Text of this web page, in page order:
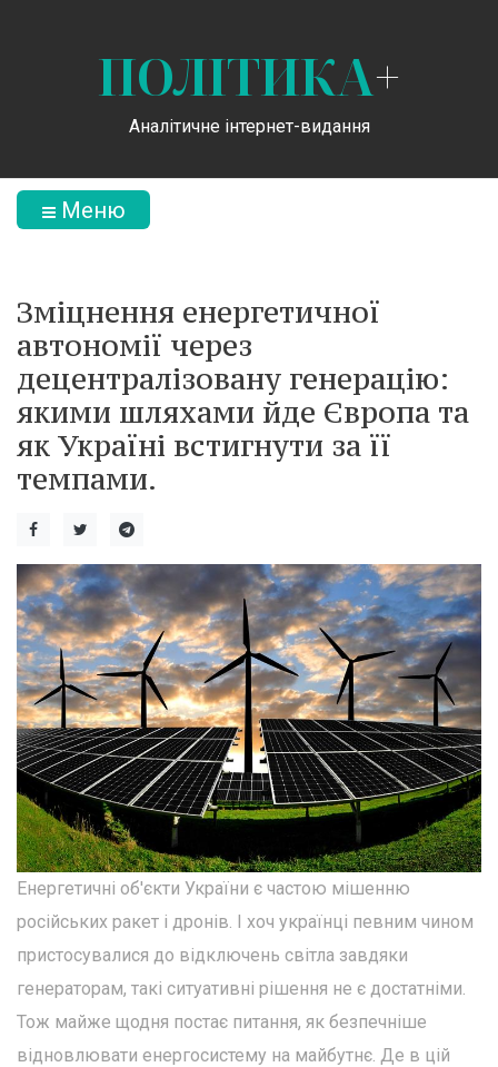
ПОЛІТИКА+
Аналітичне інтернет-видання
Меню
Зміцнення енергетичної
автономії через
децентралізовану генерацію:
якими шляхами йде Європа та
як Україні встигнути за її
темпами.
Енергетичні об'єкти України є частою мішенню
російських ракет і дронів. І хоч українці певним чином
пристосувалися до відключень світла завдяки
генераторам, такі ситуативні рішення не є достатніми.
Тож майже щодня постає питання, як безпечніше
відновлювати енергосистему на майбутнє. Де в цій